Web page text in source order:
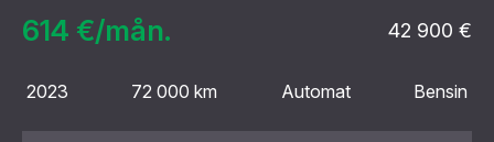
614 €/mån. 42 900 €
2023 72 000 km Automat Bensin